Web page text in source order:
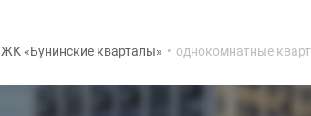
ЖК «Бунинские кварталы» • однокомнатные